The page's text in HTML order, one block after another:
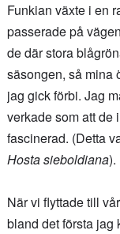
Funkian växte i en
passerade på
de där stora
säsongen, så mina
jag gick förbi. Jag
verkade som att de
fascinerad. (Detta
Hosta sieboldiana).
När vi flyttade till
bland det första jag